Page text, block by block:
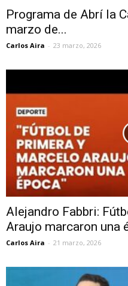
Programa de Abrí la
marzo de...
Carlos Aira - 23 marzo, 2026
Alejandro Fabbri:
Araujo marcaron una
Carlos Aira - 21 marzo, 2026